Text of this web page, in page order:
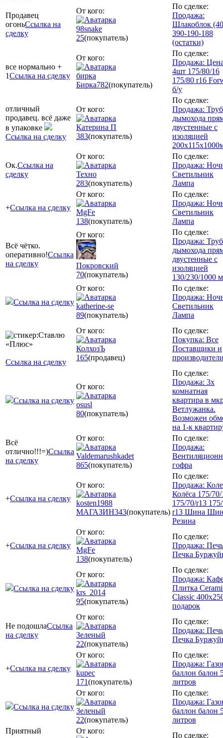
Продавец
огоньСсылка на
сделку
От кого:
98snake
25(покупатель)
По сделке:
Продажа:
Шлакоблок
390-190-188
(остатки)
все нормально +
1Ссылка на сделку
От кого:
бирка
Бирка782(покупатель)
По сделке:
Продажа:
4шт 175/80/16
175/80 r16
б/у
отличный
продавец. всё даже
в упаковке
Ссылка на сделку
От кого:
Катерина П
383(покупатель)
По сделке:
Продажа:
дымохода
двустенные с
изоляцией
Ок.Ссылка на
сделку
От кого:
Техно
283(покупатель)
По сделке:
Продажа:
Светильник
Лампа
+Ссылка на сделку
От кого:
MgFe
138(покупатель)
По сделке:
Продажа:
Светильник
Лампа
Всё чётко.
оперативно!Ссылка
на сделку
От кого:
Покровский
70(покупатель)
По сделке:
Продажа:
дымохода
двустенные с
изоляцией
130/230/1000
Ссылка на сделку
От кого:
katherine-se
89(покупатель)
По сделке:
Продажа:
Светильник
Лампа
Ссылка на сделку
От кого:
КолхозЪ
165(продавец)
По сделке:
Покупка: Все
Поставщики и
Ссылка на сделку
От кого:
osusl
80(покупатель)
По сделке:
Продажа: 3х
комнатная
квартира в
Ветлужанка.
Возможен
на 1-к
Всё
отлично!!!=)Ссылка
на сделку
От кого:
Valdemarushkadet
865(покупатель)
По сделке:
Продажа:
гофра
+Ссылка на сделку
От кого:
kosten1988
МАГАЗИН343(покупатель)
По сделке:
Продажа:
Колёса 175/70/
175/70/r13
r13 Шина
Резина
+Ссылка на сделку
От кого:
MgFe
138(покупатель)
По сделке:
Продажа: Печь
Печка
Ссылка на сделку
От кого:
krs_2014
95(покупатель)
По сделке:
Продажа:
Плитка
Classic
подарок
Не подошлаСсылка
на сделку
От кого:
Зеленый
22(покупатель)
По сделке:
Продажа: Печь
Печка
+Ссылка на сделку
От кого:
kupec
171(покупатель)
По сделке:
Продажа:
баллон балон
литров
Ссылка на сделку
От кого:
Зеленый
22(покупатель)
По сделке:
Продажа:
баллон балон
литров
Приятный
От кого:
По сделке: